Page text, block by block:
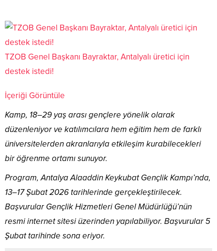
TZOB Genel Başkanı Bayraktar, Antalyalı üretici için
destek istedi!
İçeriği Görüntüle
Kamp, 18–29 yaş arası gençlere yönelik olarak
düzenleniyor ve katılımcılara hem eğitim hem de farklı
üniversitelerden akranlarıyla etkileşim kurabilecekleri
bir öğrenme ortamı sunuyor.
Program, Antalya Alaaddin Keykubat Gençlik Kampı’nda,
13–17 Şubat 2026 tarihlerinde gerçekleştirilecek.
Başvurular Gençlik Hizmetleri Genel Müdürlüğü’nün
resmi internet sitesi üzerinden yapılabiliyor. Başvurular 5
Şubat tarihinde sona eriyor.